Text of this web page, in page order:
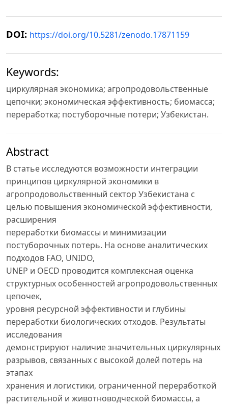
DOI: https://doi.org/10.5281/zenodo.17871159
Keywords:
циркулярная экономика; агропродовольственные
цепочки; экономическая эффективность; биомасса;
переработка; постуборочные потери; Узбекистан.
Abstract
В статье исследуются возможности интеграции
принципов циркулярной экономики в
агропродовольственный сектор Узбекистана с
целью повышения экономической эффективности,
расширения
переработки биомассы и минимизации
постуборочных потерь. На основе аналитических
подходов FAO, UNIDO,
UNEP и OECD проводится комплексная оценка
структурных особенностей агропродовольственных
цепочек,
уровня ресурсной эффективности и глубины
переработки биологических отходов. Результаты
исследования
демонстрируют наличие значительных циркулярных
разрывов, связанных с высокой долей потерь на
этапах
хранения и логистики, ограниченной переработкой
растительной и животноводческой биомассы, а